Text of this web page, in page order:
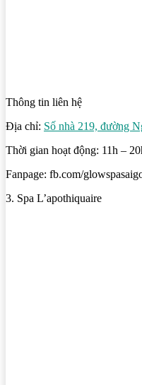
Thông tin liên hệ
Địa chỉ: Số nhà 219, đường
Thời gian hoạt động: 11h –
Fanpage: fb.com/
3. Spa L’apothiquaire